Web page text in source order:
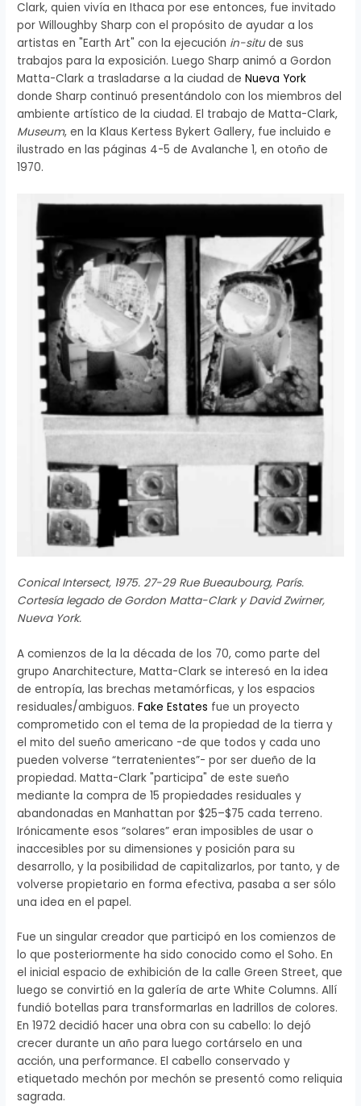
Clark, quien vivía en Ithaca por ese entonces, fue invitado
por Willoughby Sharp con el propósito de ayudar a los
artistas en "Earth Art" con la ejecución in-situde sus
trabajos para la exposición. Luego Sharp animó a Gordon
Matta-Clark a trasladarse a la ciudad deNueva York
donde Sharp continuó presentándolo con los miembros del
ambiente artístico de la ciudad. El trabajo de Matta-Clark,
Museum, en la Klaus Kertess Bykert Gallery, fue incluido e
ilustrado en las páginas 4-5 de Avalanche 1, en otoño de
1970.
Conical Intersect, 1975. 27-29 Rue Bueaubourg, París.
Cortesía legado de Gordon Matta-Clark y David Zwirner,
Nueva York.
A comienzos de la la década de los 70, como parte del
grupo Anarchitecture, Matta-Clark se interesó en la idea
de entropía, las brechas metamórficas, y los espacios
residuales/ambiguos.Fake Estates fue un proyecto
comprometido con el tema de la propiedad de la tierra y
el mito del sueño americano -de que todos y cada uno
pueden volverse “terratenientes”- por ser dueño de la
propiedad. Matta-Clark "participa" de este sueño
mediante la compra de 15 propiedades residuales y
abandonadas en Manhattan por $25–$75 cada terreno.
Irónicamente esos “solares” eran imposibles de usar o
inaccesibles por su dimensiones y posición para su
desarrollo, y la posibilidad de capitalizarlos, por tanto, y de
volverse propietario en forma efectiva, pasaba a ser sólo
una idea en el papel.
Fue un singular creador que participó en los comienzos de
lo que posteriormente ha sido conocido como el Soho. En
el inicial espacio de exhibición de la calle Green Street, que
luego se convirtió en la galería de arte White Columns. Allí
fundió botellas para transformarlas en ladrillos de colores.
En 1972 decidió hacer una obra con su cabello: lo dejó
crecer durante un año para luego cortárselo en una
acción, una performance. El cabello conservado y
etiquetado mechón por mechón se presentó como reliquia
sagrada.